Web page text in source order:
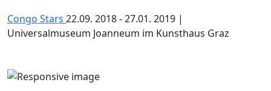
Congo Stars 22.09. 2018 - 27.01. 2019 |
Universalmuseum Joanneum im Kunsthaus Graz